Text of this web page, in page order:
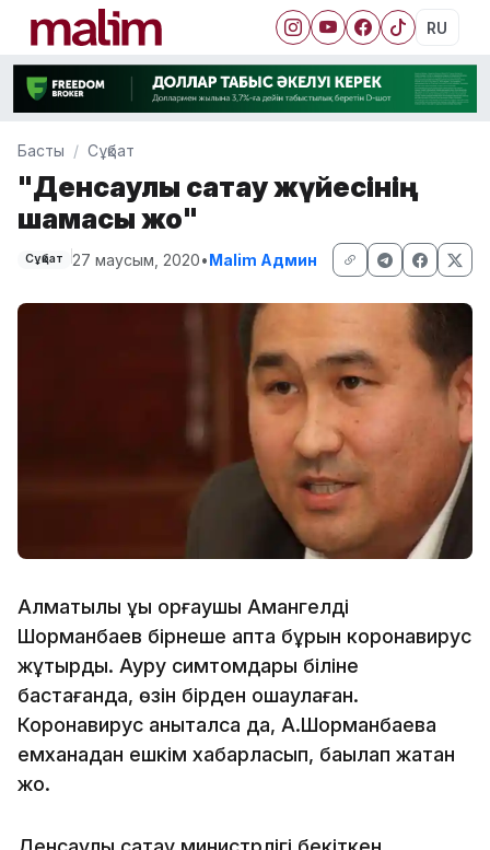
RU
Басты Сұқбат
"Денсаулық сақтау жүйесінің
шамасы жоқ"
Сұқбат 27 маусым, 2020•Malim Админ
Алматылық құқық қорғаушы Амангелді
Шорманбаев бірнеше апта бұрын коронавирус
жұқтырды. Ауру симтомдары біліне
бастағанда, өзін бірден оқшаулаған.
Коронавирус анықталса да, А.Шорманбаевқа
емханадан ешкім хабарласып, бақылап жатқан
жоқ.